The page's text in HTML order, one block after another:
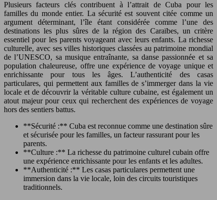
Plusieurs facteurs clés contribuent à l’attrait de Cuba pour les
familles du monde entier. La sécurité est souvent citée comme un
argument déterminant, l’île étant considérée comme l’une des
destinations les plus sûres de la région des Caraïbes, un critère
essentiel pour les parents voyageant avec leurs enfants. La richesse
culturelle, avec ses villes historiques classées au patrimoine mondial
de l’UNESCO, sa musique entraînante, sa danse passionnée et sa
population chaleureuse, offre une expérience de voyage unique et
enrichissante pour tous les âges. L’authenticité des casas
particulares, qui permettent aux familles de s’immerger dans la vie
locale et de découvrir la véritable culture cubaine, est également un
atout majeur pour ceux qui recherchent des expériences de voyage
hors des sentiers battus.
**Sécurité :** Cuba est reconnue comme une destination sûre
et sécurisée pour les familles, un facteur rassurant pour les
parents.
**Culture :** La richesse du patrimoine culturel cubain offre
une expérience enrichissante pour les enfants et les adultes.
**Authenticité :** Les casas particulares permettent une
immersion dans la vie locale, loin des circuits touristiques
traditionnels.